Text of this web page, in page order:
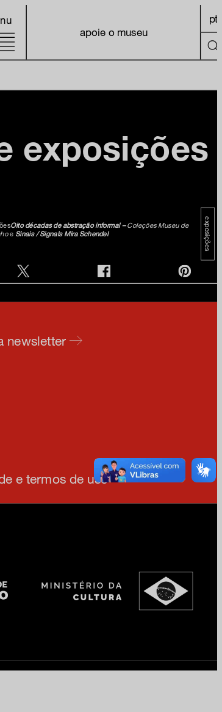
apoie o museu
pt
exposições
Oito décadas de abstração informal –Coleções Museu de
e Sinais / Signals Mira Schendel exposições
newsletter
e termos de uso